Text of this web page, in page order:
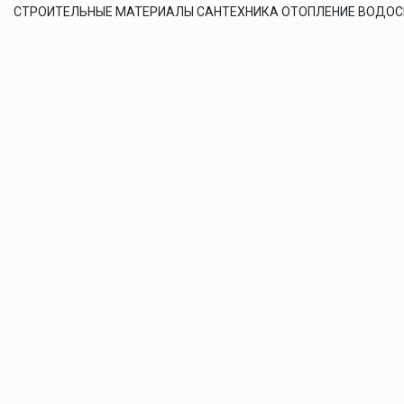
СТРОИТЕЛЬНЫЕ МАТЕРИАЛЫ САНТЕХНИКА ОТОПЛЕНИЕ